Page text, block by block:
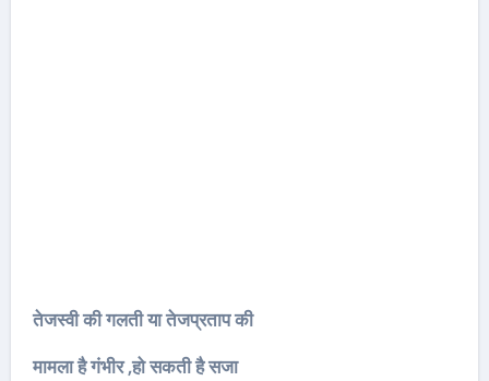
तेजस्वी की गलती या तेजप्रताप की
मामला है गंभीर ,हो सकती है सजा